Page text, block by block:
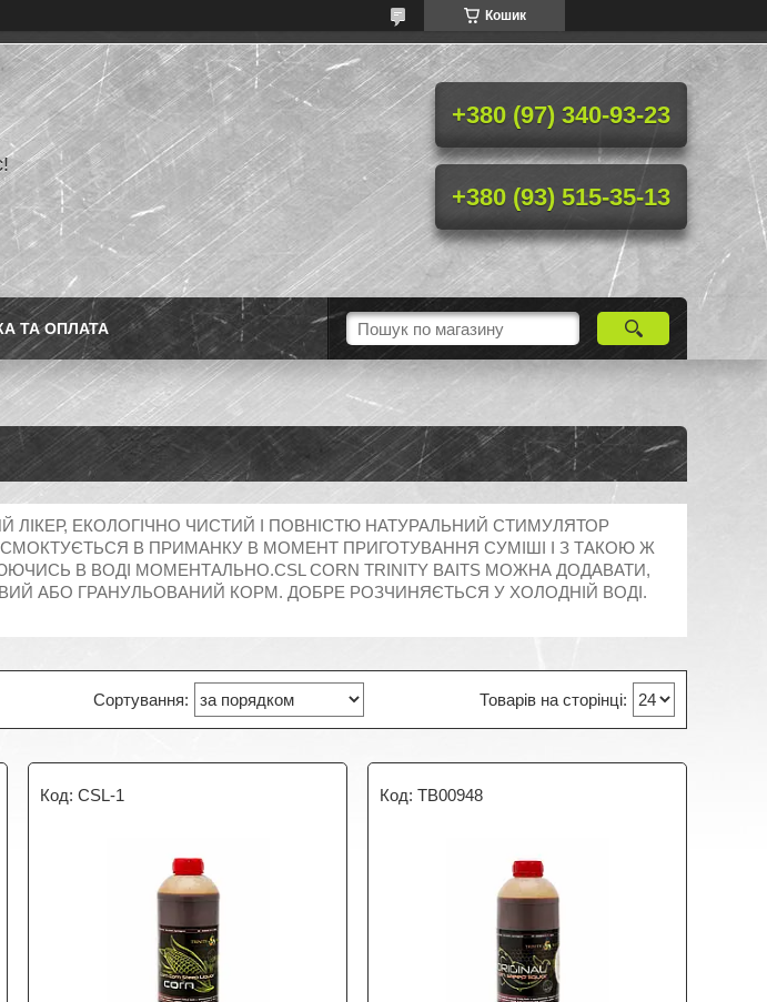
Кошик
+380 (97) 340-93-23
+380 (93) 515-35-13
ТА ОПЛАТА
ЛІКЕР, ЕКОЛОГІЧНО ЧИСТИЙ І ПОВНІСТЮ НАТУРАЛЬНИЙ СТИМУЛЯТОР
В ПРИМАНКУ В МОМЕНТ ПРИГОТУВАННЯ СУМІШІ І З ТАКОЮ Ж
В ВОДІ МОМЕНТАЛЬНО.CSL CORN TRINITY BAITS МОЖНА ДОДАВАТИ,
АБО ГРАНУЛЬОВАНИЙ КОРМ. ДОБРЕ РОЗЧИНЯЄТЬСЯ У ХОЛОДНІЙ ВОДІ.
CSL-1 TB00948